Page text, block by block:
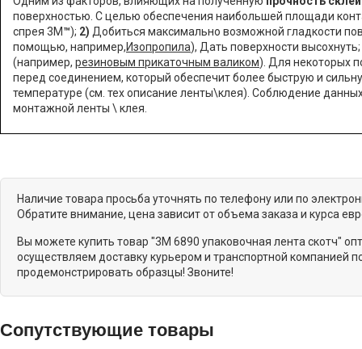
поверхностью. С целью обеспечения наибольшей площади
спрея 3М™); 2) Добиться максимально возможной гладкости
помощью, например,Изопропила), Дать поверхности
(например, резиновым прикаточным валиком). Для некоторых
перед соединением, который обеспечит более быструю и
температуре (см. тех описание ленты\клея). Соблюдение
монтажной ленты \ клея.
Наличие товара просьба уточнять по телефону или по
Обратите внимание, цена зависит от объема заказа и курса
Вы можете купить товар "3M 6890 упаковочная лента скотч"
осуществляем доставку курьером и транспортной компанией
продемонстрировать образцы! Звоните!
Сопутствующие товары